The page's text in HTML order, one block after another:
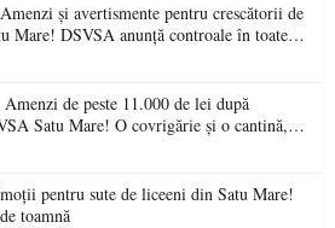
și avertismente pentru crescătorii de
Mare! DSVSA anunță controale în toate
apel la respectarea legii
de peste 11.000 de lei după
Satu Mare! O covrigărie și o cantină,
nereguli
pentru sute de liceeni din Satu Mare!
toamnă